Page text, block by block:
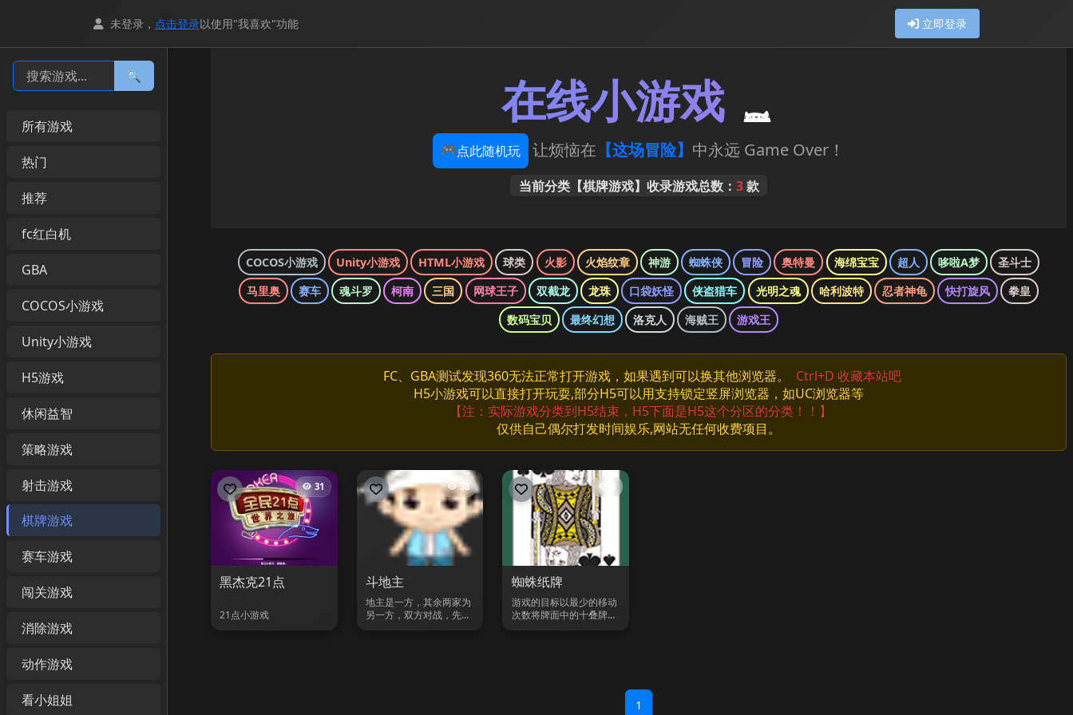
未登录， 点击登录以使用"我喜欢"功能 立即登录
🔍
所有游戏
热门
推荐
fc红白机
GBA
COCOS小游戏
Unity小游戏
H5游戏
休闲益智
策略游戏
射击游戏
棋牌游戏
赛车游戏
闯关游戏
消除游戏
动作游戏
看小姐姐
在线小游戏
🎮点此随机玩 让烦恼在 【这场冒险】 中永远 Game Over！
当前分类【棋牌游戏】收录游戏总数： 3款
COCOS小游戏 Unity小游戏 HTML小游戏 球类 火影 火焰纹章 神游 蜘蛛侠 冒险 奥特曼 海绵宝宝 超人 哆啦A梦
圣斗士
马里奥
赛车 魂斗罗 柯南 三国 网球王子 双截龙 龙珠 口袋妖怪 侠盗猎车 光明之魂 哈利波特 忍者神龟 快打旋风
拳皇
数码宝贝
最终幻想 洛克人 海贼王 游戏王
FC、GBA测试发现360无法正常打开游戏，如果遇到可以换其他浏览器。
Ctrl+D 收藏本站吧
H5小游戏可以直接打开玩耍,部分H5可以用支持锁定竖屏浏览器，如UC浏览器等
【注：实际游戏分类到H5结束，H5下面是H5这个分区的分类！！】
仅供自己偶尔打发时间娱乐,网站无任何收费项目。
31
黑杰克21点
21点小游戏
38
斗地主
地主是一方，其余两家为
另一方，双方对战，先...
蜘蛛纸牌
游戏的目标以最少的移动
次数将牌面中的十叠牌...
1